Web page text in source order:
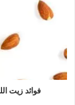
فوائد زيت